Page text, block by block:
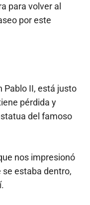
para volver al
por este
Pablo II, está justo
pérdida y
del famoso
nos impresionó
estaba dentro,